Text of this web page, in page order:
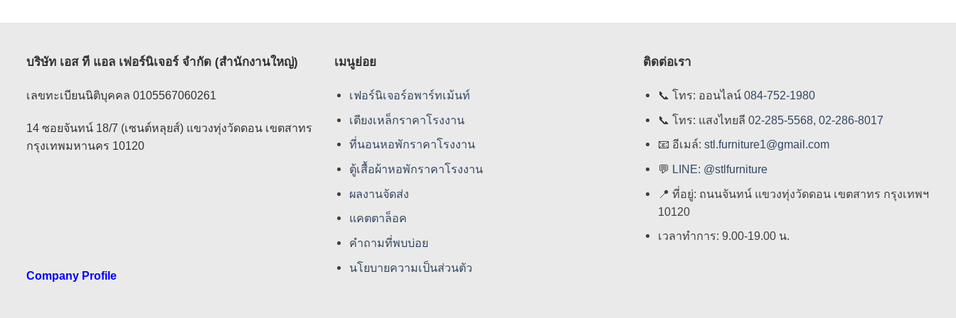
บริษัท เอส ที แอล เฟอร์นิเจอร์ จำกัด (สำนักงานใหญ่)
เลขทะเบียนนิติบุคคล 0105567060261
14 ซอยจันทน์ 18/7 (เซนต์หลุยส์) แขวงทุ่งวัดดอน เขตสาทร
กรุงเทพมหานคร 10120
Company Profile
เมนูย่อย
เฟอร์นิเจอร์อพาร์ทเม้นท์
เตียงเหล็กราคาโรงงาน
ที่นอนหอพักราคาโรงงาน
ตู้เสื้อผ้าหอพักราคาโรงงาน
ผลงานจัดส่ง
แคตตาล็อค
คําถามที่พบบ่อย
นโยบายความเป็นส่วนตัว
ติดต่อเรา
📞 โทร: ออนไลน์ 084-752-1980
📞 โทร: แสงไทยลี 02-285-5568, 02-286-8017
📧อีเมล์: stl.furniture1@gmail.com
💬 LINE: @stlfurniture
📍 ที่อยู่: ถนนจันทน์ แขวงทุ่งวัดดอน เขตสาทร กรุงเทพฯ
10120
เวลาทำการ: 9.00-19.00 น.